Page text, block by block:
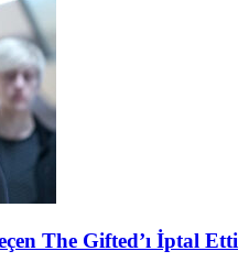
The Gifted’ı İptal Etti